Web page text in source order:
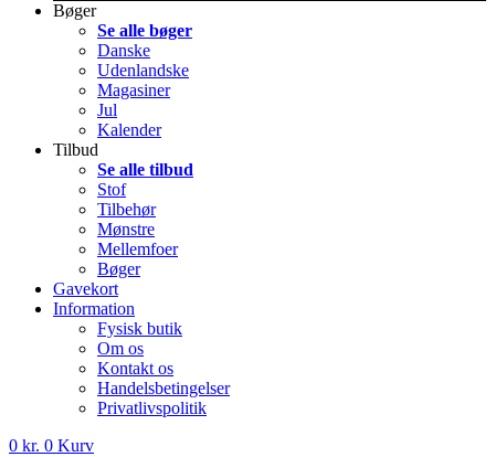
Bøger
Se alle bøger
Danske
Udenlandske
Magasiner
Jul
Kalender
Tilbud
Se alle tilbud
Stof
Tilbehør
Mønstre
Mellemfoer
Bøger
Gavekort
Information
Fysisk butik
Om os
Kontakt os
Handelsbetingelser
Privatlivspolitik
0 kr. 0 Kurv